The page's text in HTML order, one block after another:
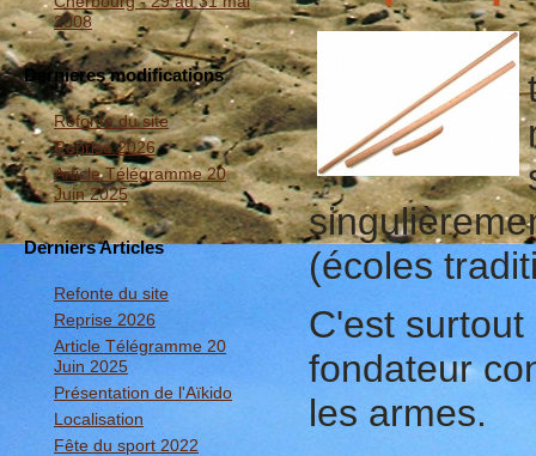
2008
Dernieres modifications
Refonte du site
Reprise 2026
Article Télégramme 20
Juin 2025
Derniers Articles
Refonte du site
Reprise 2026
Article Télégramme 20
Juin 2025
Présentation de l'Aïkido
Localisation
Fête du sport 2022
(écoles
C'est
fondateur
les armes.